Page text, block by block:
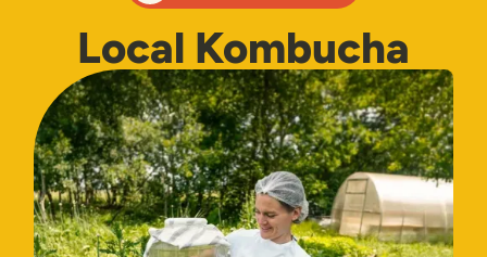
Local Kombucha